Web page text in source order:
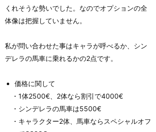
くれそうな勢いでした。なのでオプションの全
体像は把握していません。
私が問い合わせた事はキャラが呼べるか、シン
デレラの馬車に乗れるかの2点です。
価格に関して
・1体2500€、2体なら割引で4000€
・シンデレラの馬車は5500€
・キャラクター2体、馬車ならスペシャルオフ